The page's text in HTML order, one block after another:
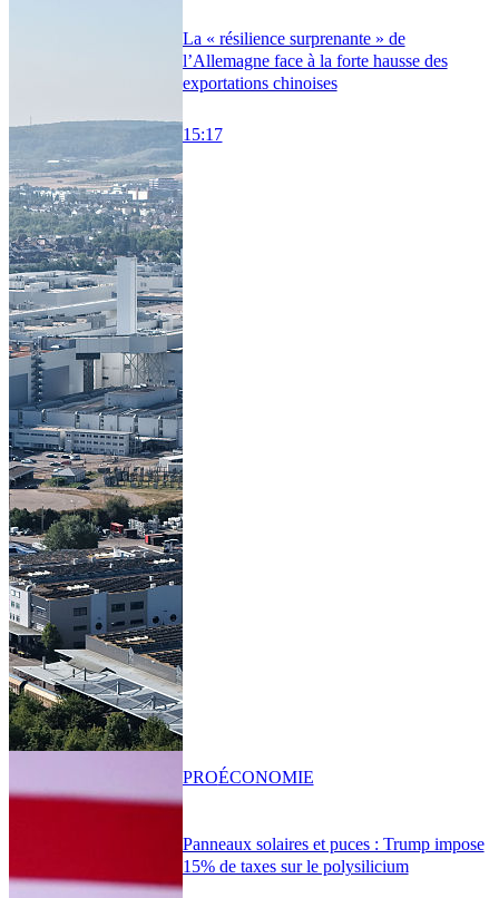
La « résilience surprenante » de
l’Allemagne face à la forte hausse des
exportations chinoises
15:17
Panneaux solaires et puces : Trump impose
15% de taxes sur le polysilicium
PROÉCONOMIE